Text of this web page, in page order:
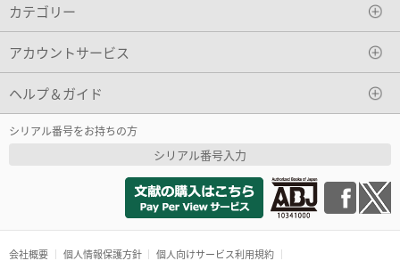
カテゴリー
アカウントサービス
ヘルプ＆ガイド
シリアル番号をお持ちの方
シリアル番号入力
会社概要 個人情報保護方針 個人向けサービス利用規約